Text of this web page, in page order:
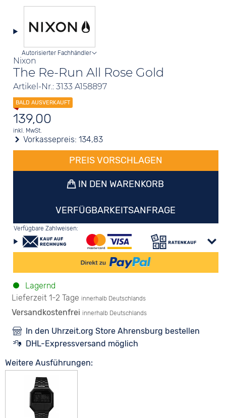
Nixon
The Re-Run All Rose Gold
Artikel-Nr.: 3133 A158897
Autorisierter Fachhändler
139,00
inkl. MwSt.
Vorkassepreis:134,83
PREIS VORSCHLAGEN
IN DEN WARENKORB
VERFÜGBARKEITSANFRAGE
Verfügbare Zahlweisen:
Lagernd
Lieferzeit 1-2 Tage innerhalb Deutschlands
Versandkostenfrei innerhalb Deutschlands
In den Uhrzeit.org Store Ahrensburg bestellen
DHL-Expressversand möglich
Weitere Ausführungen: